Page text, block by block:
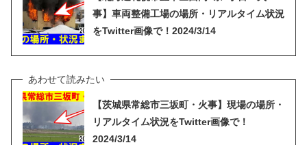
事】車両整備工場の場所・リアルタイム状況
をTwitter画像で！2024/3/14
【茨城県常総市三坂町・火事】現場の場所・
リアルタイム状況をTwitter画像で！
2024/3/14